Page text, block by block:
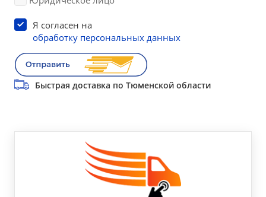
Я согласен на
обработку персональных данных
Быстрая доставка по Тюменской области